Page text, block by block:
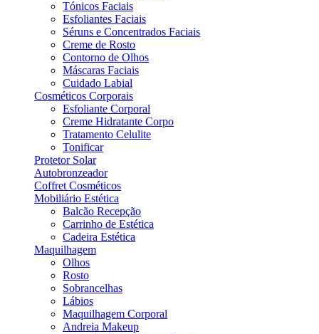
Tónicos Faciais
Esfoliantes Faciais
Séruns e Concentrados Faciais
Creme de Rosto
Contorno de Olhos
Máscaras Faciais
Cuidado Labial
Cosméticos Corporais
Esfoliante Corporal
Creme Hidratante Corpo
Tratamento Celulite
Tonificar
Protetor Solar
Autobronzeador
Coffret Cosméticos
Mobiliário Estética
Balcão Recepção
Carrinho de Estética
Cadeira Estética
Maquilhagem
Olhos
Rosto
Sobrancelhas
Lábios
Maquilhagem Corporal
Andreia Makeup